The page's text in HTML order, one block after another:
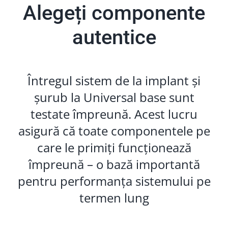
Alegeți componente
autentice
Întregul sistem de la implant și
șurub la Universal base sunt
testate împreună. Acest lucru
asigură că toate componentele pe
care le primiți funcționează
împreună – o bază importantă
pentru performanța sistemului pe
termen lung